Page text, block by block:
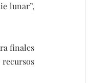
lunar”,
finales